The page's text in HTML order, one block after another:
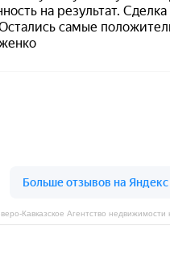
Кавказское Агентство